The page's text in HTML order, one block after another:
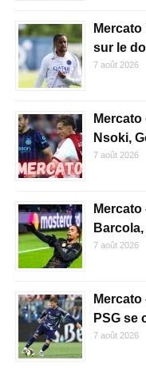
sur le
7 août 2026
Nsoki,
7 août 2026
7 août 2026
PSG se
7 août 2026